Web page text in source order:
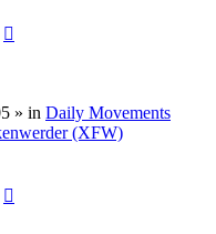
» in Daily Movements
(XFW)